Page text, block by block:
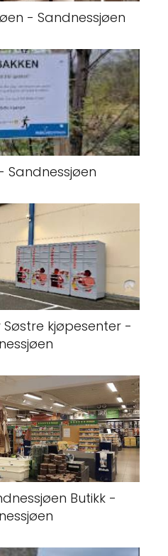
- Sandnessjøen
Sandnessjøen
Søstre kjøpesenter -
Butikk -